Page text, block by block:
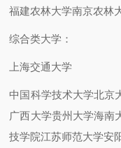
福建农林大学南京农林
综合类大学：
上海交通大学
中国科学技术大学北京
广西大学贵州大学海南
技学院江苏师范大学安